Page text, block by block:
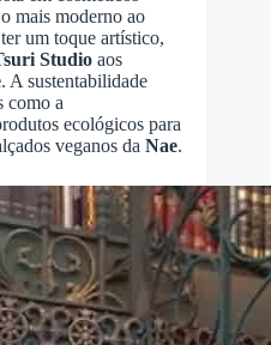
mais moderno ao
um toque artístico,
Studio aos
. A sustentabilidade
como a
ecológicos para
veganos da Nae.